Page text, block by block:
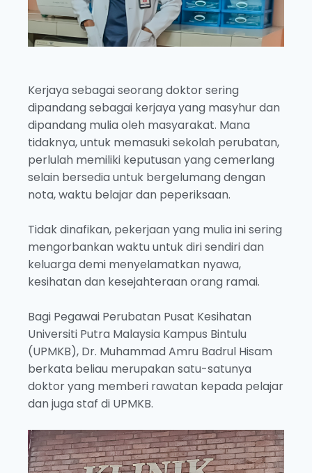
Kerjaya sebagai seorang doktor sering
dipandang sebagai kerjaya yang masyhur dan
dipandang mulia oleh masyarakat. Mana
tidaknya, untuk memasuki sekolah perubatan,
perlulah memiliki keputusan yang cemerlang
selain bersedia untuk bergelumang dengan
nota, waktu belajar dan peperiksaan.
Tidak dinafikan, pekerjaan yang mulia ini sering
mengorbankan waktu untuk diri sendiri dan
keluarga demi menyelamatkan nyawa,
kesihatan dan kesejahteraan orang ramai.
Bagi Pegawai Perubatan Pusat Kesihatan
Universiti Putra Malaysia Kampus Bintulu
(UPMKB), Dr. Muhammad Amru Badrul Hisam
berkata beliau merupakan satu-satunya
doktor yang memberi rawatan kepada pelajar
dan juga staf di UPMKB.